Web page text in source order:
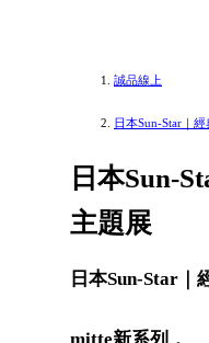
誠品線上
日本Sun-Star｜
日本Sun-
主題展
日本Sun-Star｜